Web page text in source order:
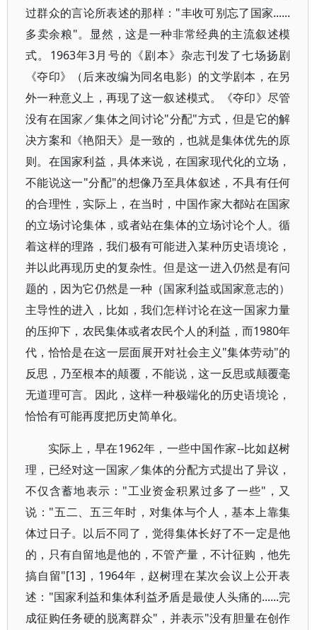
过群众的言论所表述的那样："丰收可别忘了国家......
多卖余粮"。显然，这是一种非常经典的主流叙述模
式。1963年3月号的《剧本》杂志刊发了七场扬剧
《夺印》（后来改编为同名电影）的文学剧本，在另
外一种意义上，再现了这一叙述模式。《夺印》尽管
没有在国家／集体之间讨论"分配"方式，但是它的解
决方案和《艳阳天》是一致的，也就是集体优先的原
则。在国家利益，具体来说，在国家现代化的立场，
不能说这一"分配"的想像乃至具体叙述，不具有任何
的合理性，实际上，在当时，中国作家大都站在国家
的立场讨论集体，或者站在集体的立场讨论个人。循
着这样的理路，我们极有可能进入某种历史语境论，
并以此再现历史的复杂性。但是这一进入仍然是有问
题的，因为它仍然是一种（国家利益或国家意志的）
主导性的进入，比如，我们怎样讨论在这一国家力量
的压抑下，农民集体或者农民个人的利益，而1980年
代，恰恰是在这一层面展开对社会主义"集体劳动"的
反思，乃至根本的颠覆，不能说，这一反思或颠覆毫
无道理可言。因此，这样一种极端化的历史语境论，
恰恰有可能再度把历史简单化。
实际上，早在1962年，一些中国作家--比如赵树
理，已经对这一国家／集体的分配方式提出了异议，
不仅含蓄地表示："工业资金积累过多了一些"，又
说："五二、五三年时，对集体与个人，基本上靠集
体过日子。以后不同了，觉得集体长好了不一定是他
的，只有自留地是他的，不管产量，不计征购，他先
搞自留"[13]，1964年，赵树理在某次会议上公开表
述："国家利益和集体利益矛盾是最使人头痛的......完
成征购任务硬的脱离群众"，并表示"没有胆量在创作